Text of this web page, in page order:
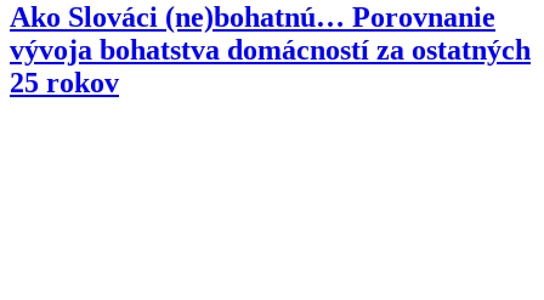
Ako Slováci (ne)bohatnú… Porovnanie
vývoja bohatstva domácností za ostatných
25 rokov